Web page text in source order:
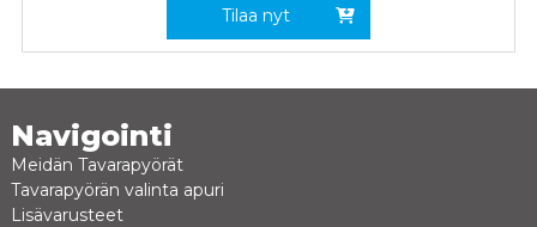
Tilaa nyt
Navigointi
Meidän Tavarapyörät
Tavarapyörän valinta apuri
Lisävarusteet